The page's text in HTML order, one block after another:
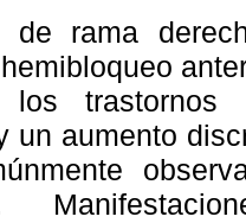
de rama
los trastornos
un aumento